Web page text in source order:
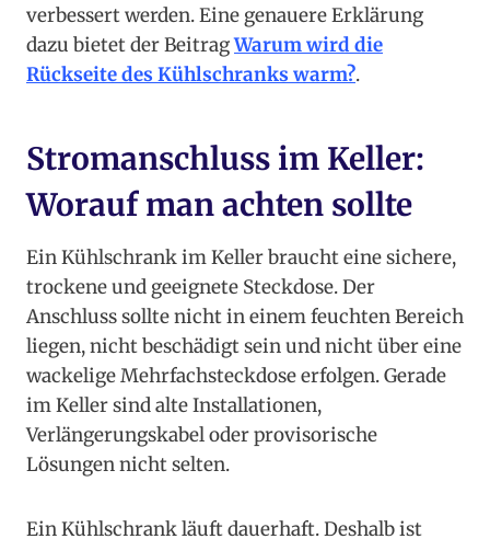
verbessert werden. Eine genauere Erklärung
dazu bietet der BeitragWarum wird die
Rückseite des Kühlschranks warm?.
Stromanschluss im Keller:
Worauf man achten sollte
Ein Kühlschrank im Keller braucht eine sichere,
trockene und geeignete Steckdose. Der
Anschluss sollte nicht in einem feuchten Bereich
liegen, nicht beschädigt sein und nicht über eine
wackelige Mehrfachsteckdose erfolgen. Gerade
im Keller sind alte Installationen,
Verlängerungskabel oder provisorische
Lösungen nicht selten.
Ein Kühlschrank läuft dauerhaft. Deshalb ist